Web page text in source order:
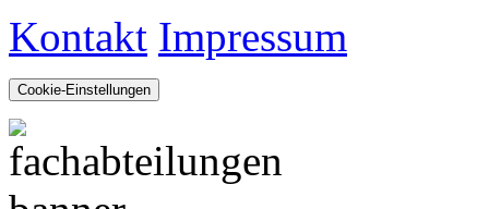
Kontakt Impressum
Cookie-Einstellungen